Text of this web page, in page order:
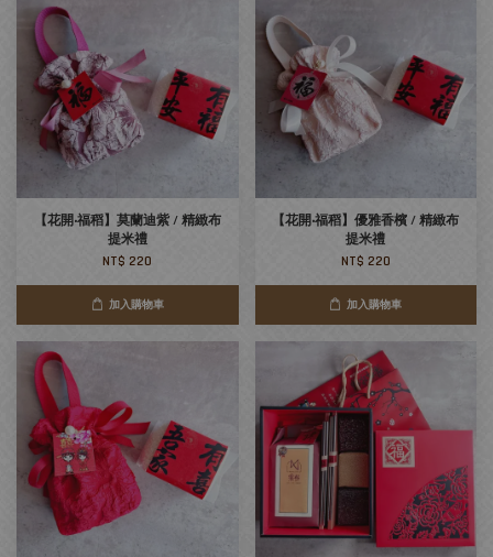
【花開‧福稻】莫蘭迪紫 / 精緻布
提米禮
NT$ 220
加入購物車
【花開‧福稻】優雅香檳 / 精緻布
提米禮
NT$ 220
加入購物車